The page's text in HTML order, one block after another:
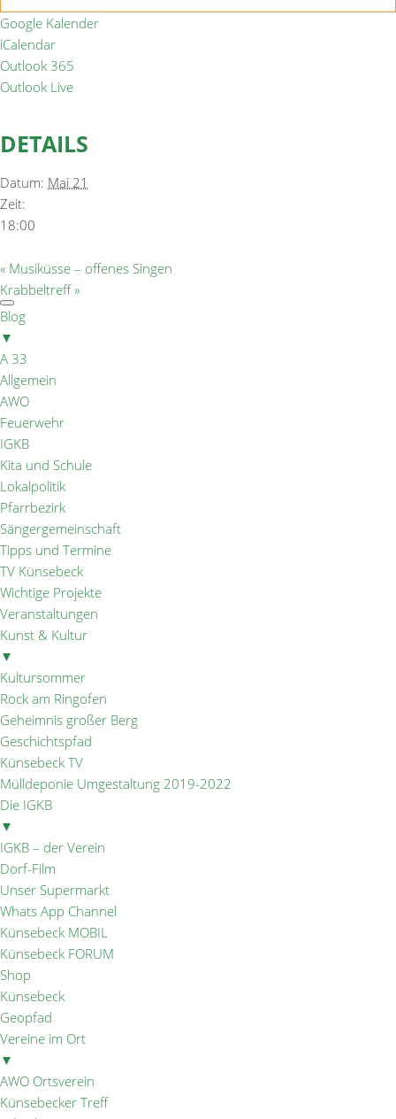
Google Kalender
iCalendar
Outlook 365
Outlook Live
DETAILS
Datum: Mai 21
Zeit:
18:00
« Musiküsse – offenes Singen
Krabbeltreff»
Blog
▼
A 33
Allgemein
AWO
Feuerwehr
IGKB
Kita und Schule
Lokalpolitik
Pfarrbezirk
Sängergemeinschaft
Tipps und Termine
TV Künsebeck
Wichtige Projekte
Veranstaltungen
Kunst & Kultur
▼
Kultursommer
Rock am Ringofen
Geheimnis großer Berg
Geschichtspfad
Künsebeck TV
Mülldeponie Umgestaltung 2019-2022
Die IGKB
▼
IGKB – der Verein
Dorf-Film
Unser Supermarkt
Whats App Channel
Künsebeck MOBIL
Künsebeck FORUM
Shop
Künsebeck
Geopfad
Vereine im Ort
▼
AWO Ortsverein
Künsebecker Treff